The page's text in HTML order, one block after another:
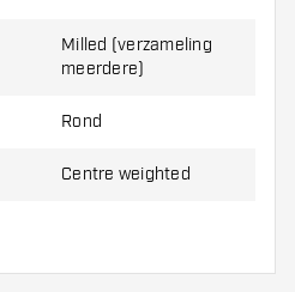
Milled (verzameling
meerdere)
Rond
Centre weighted